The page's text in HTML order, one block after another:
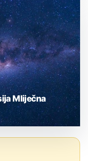
Mliječna